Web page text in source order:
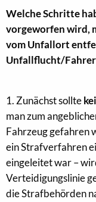
Welche Schritte
vorgeworfen wird,
vom Unfallort
Unfallflucht/
1. Zunächst sollte
man zum
Fahrzeug gefahren
ein Strafverfahren
eingeleitet war –
Verteidigungslinie
die Strafbehörden